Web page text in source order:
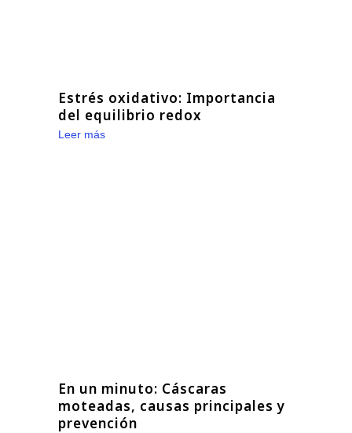
Estrés oxidativo: Importancia
del equilibrio redox
Leer más
En un minuto: Cáscaras
moteadas, causas principales y
prevención